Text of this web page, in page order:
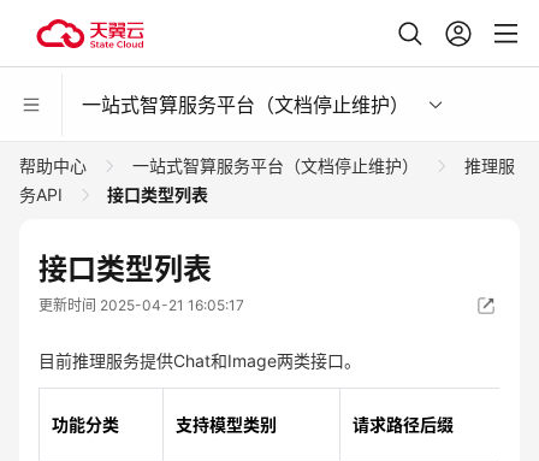
一站式智算服务平台（文档停止维护）
帮助中心 一站式智算服务平台（文档停止维护）
推理服
务API
接口类型列表
接口类型列表
更新时间 2025-04-21 16:05:17
目前推理服务提供Chat和Image两类接口。
功能分类 支持模型类别 请求路径后缀